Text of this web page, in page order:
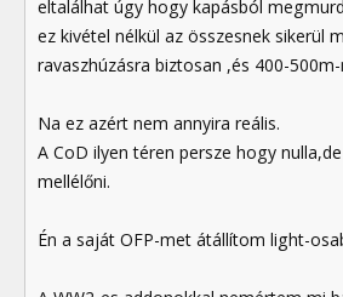
eltalálhat úgy hogy kapásból
ez kivétel nélkül az összesnek sikerül
ravaszhúzásra biztosan ,és 400-500m-
Na ez azért nem annyira reális.
A CoD ilyen téren persze hogy
mellélőni.
Én a saját OFP-met átállítom light-